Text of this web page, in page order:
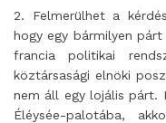
2. Felmerülhet a
hogy egy bármilyen
francia politikai
köztársasági elnöki
nem áll egy lojális párt.
Éléysée-palotába,